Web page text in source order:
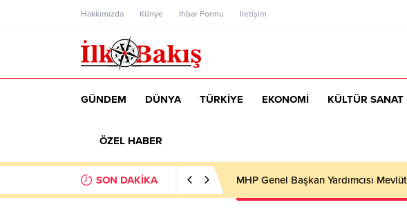
Hakkımızda Künye İhbar Formu İletişim
GÜNDEM DÜNYA TÜRKİYE EKONOMİ KÜLTÜR SANAT
ÖZEL HABER
SON DAKİKA MHP Genel Başkan Yardımcısı